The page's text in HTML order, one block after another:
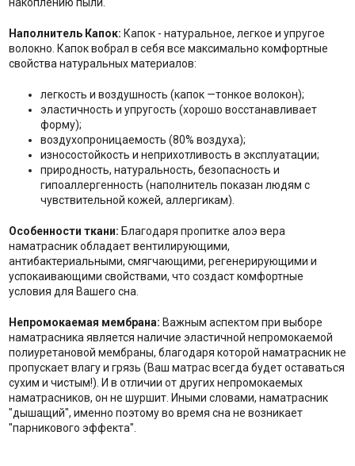
накоплению пыли.
Наполнитель Капок: Капок - натуральное, легкое и упругое
волокно. Капок вобрал в себя все максимально комфортные
свойства натуральных материалов:
легкость и воздушность (капок —тонкое волокон);
эластичность и упругость (хорошо восстанавливает
форму);
воздухопроницаемость (80% воздуха);
износостойкость и неприхотливость в эксплуатации;
природность, натуральность, безопасность и
гипоаллергенность (наполнитель показан людям с
чувствительной кожей, аллергикам).
Особенности ткани: Благодаря пропитке алоэ вера
наматрасник обладает вентилирующими,
антибактериальными, смягчающими, регенерирующими и
успокаивающими свойствами, что создаст комфортные
условия для Вашего сна.
Непромокаемая мембрана: Важным аспектом при выборе
наматрасника является наличие эластичной непромокаемой
полиуретановой мембраны, благодаря которой наматрасник не
пропускает влагу и грязь (Ваш матрас всегда будет оставаться
сухим и чистым!). И в отличии от других непромокаемых
наматрасников, он не шуршит. Иными словами, наматрасник
"дышащий", именно поэтому во время сна не возникает
"парникового эффекта".